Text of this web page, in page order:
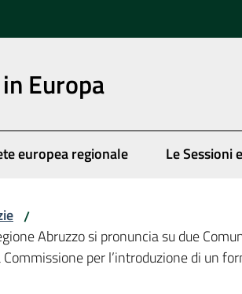
Europa
europea regionale Le Sessioni
/
Abruzzo si pronuncia su due
per l’introduzione di un